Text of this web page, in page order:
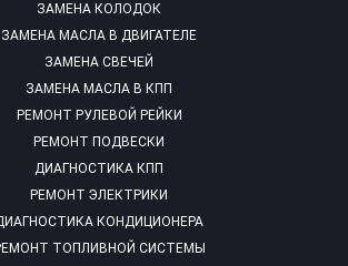
ЗАМЕНА КОЛОДОК
ЗАМЕНА МАСЛА В ДВИГАТЕЛЕ
ЗАМЕНА СВЕЧЕЙ
ЗАМЕНА МАСЛА В КПП
РЕМОНТ РУЛЕВОЙ РЕЙКИ
РЕМОНТ ПОДВЕСКИ
ДИАГНОСТИКА КПП
РЕМОНТ ЭЛЕКТРИКИ
КОНДИЦИОНЕРА
ТОПЛИВНОЙ СИСТЕМЫ